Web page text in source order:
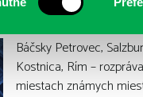
Báčsky Petrovec,
Kostnica, Rím –
miestach známych